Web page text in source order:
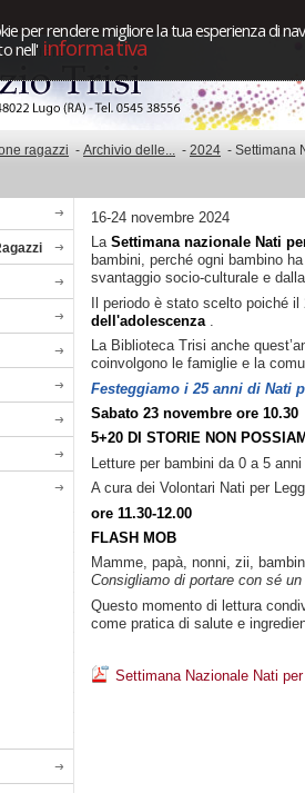
per rendere migliore la tua esperienza di
nell'informativa
ragazzi - Archivio delle... - 2024 - Settimana
16-24 novembre 2024
La Settimana nazionale Nati
bambini, perché ogni bambino
svantaggio socio-culturale e
Il periodo è stato scelto poiché
dell'adolescenza
La Biblioteca Trisi anche
coinvolgono le famiglie e la
Festeggiamo i 25 anni di Nati
Sabato 23 novembre ore 10.30
5+20 DI STORIE NON
Letture per bambini da 0 a 5
A cura dei Volontari Nati per
ore 11.30-12.00
FLASH MOB
Mamme, papà, nonni, zii,
Consigliamo di portare con sé
Questo momento di lettura
come pratica di salute e
Settimana Nazionale Nati